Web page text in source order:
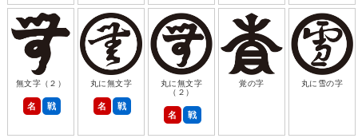
無文字（２）
名 戦
丸に無文字
名 戦
丸に無文字
（２）
名 戦
覚の字 丸に雪の字